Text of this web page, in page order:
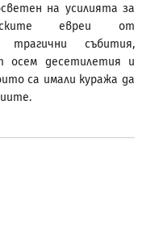
на усилията за
евреи от
трагични събития,
осем десетилетия и
са имали куража да